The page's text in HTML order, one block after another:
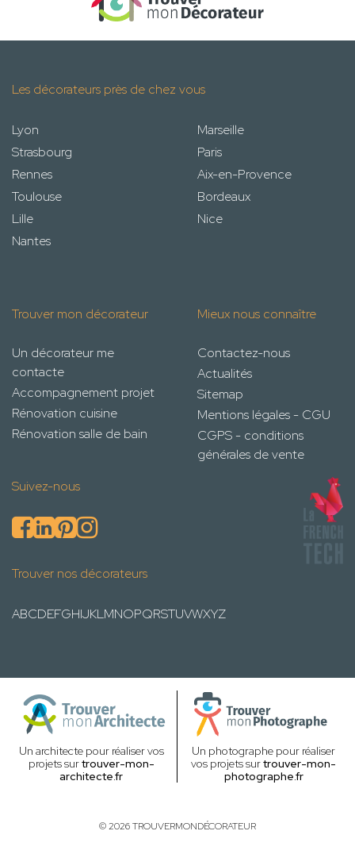
Les décorateurs près de chez vous
Lyon
Marseille
Strasbourg
Paris
Rennes
Aix-en-Provence
Toulouse
Bordeaux
Lille
Nice
Nantes
Trouver mon décorateur
Un décorateur me
contacte
Accompagnement projet
Rénovation cuisine
Rénovation salle de bain
Mieux nous connaître
Contactez-nous
Actualités
Sitemap
Mentions légales - CGU
CGPS - conditions
générales de vente
Suivez-nous
Trouver nos décorateurs
ABCDEFGHIJKLMNOPQRSTUVWXYZ
Un architecte pour réaliser vos
projets surtrouver-mon-
architecte.fr
Un photographe pour réaliser
vos projets surtrouver-mon-
photographe.fr
© 2026 TROUVERMONDÉCORATEUR